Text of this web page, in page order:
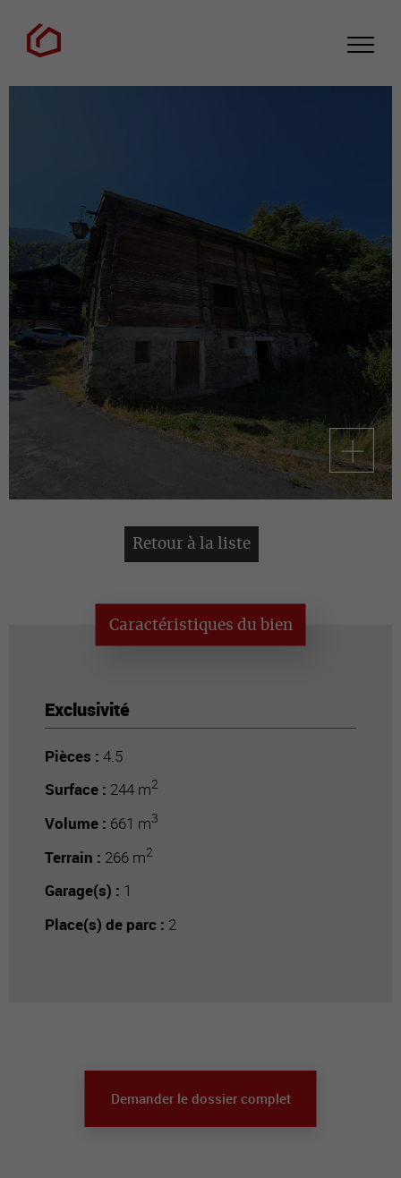
Retour à la liste
Caractéristiques du bien
Exclusivité
Pièces : 4.5
Surface : 244 m2
Volume : 661 m3
Terrain : 266 m2
Garage(s) : 1
Place(s) de parc : 2
Demander le dossier complet